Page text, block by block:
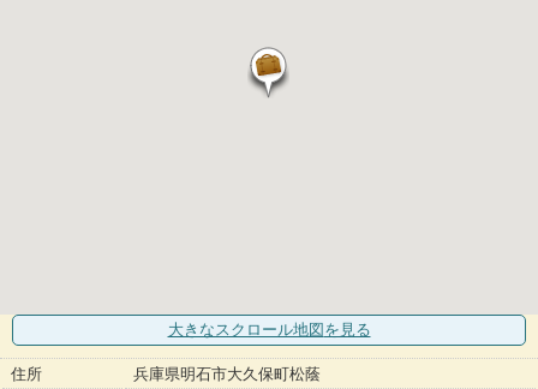
大きなスクロール地図 を見る
住所
兵庫県明石市大久保町松蔭